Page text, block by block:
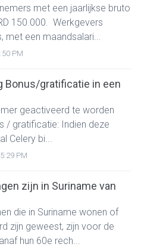
met een jaarlijkse bruto
150.000. Werkgevers
met een maandsalari...
PM
Bonus/gratificatie in een
geactiveerd te worden
/ gratificatie: Indien deze
Celery bi...
PM
zijn in Suriname van
die in Suriname wonen of
zijn geweest, zijn voor de
hun 60e rech...